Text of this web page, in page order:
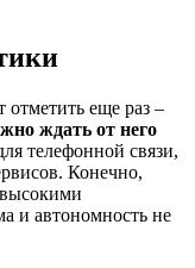
отметить еще раз –
ждать от него
телефонной связи,
Конечно,
и автономность не